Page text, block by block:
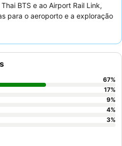
BTS e ao Airport Rail Link,
para o aeroporto e a exploração
relaxar. Os hóspedes elogiam
pequeno-almoço
devem considerar pedir um
67%
17%
9%
4%
3%